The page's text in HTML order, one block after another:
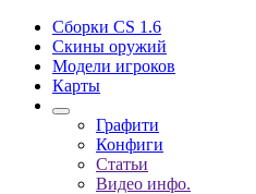
Сборки CS 1.6
Скины оружий
Модели игроков
Карты
Графити
Конфиги
Статьи
Видео инфо.